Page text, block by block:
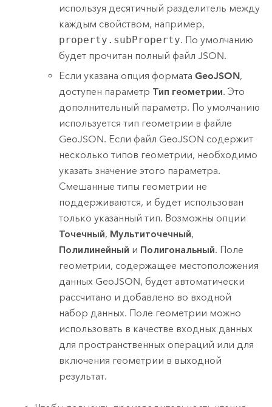
используя десятичный разделитель между
каждым свойством, например,
property.subProperty. По умолчанию
будет прочитан полный файл JSON.
Если указана опция форматаGeoJSON,
доступен параметр Тип геометрии. Это
дополнительный параметр. По умолчанию
используется тип геометрии в файле
GeoJSON. Если файл GeoJSON содержит
несколько типов геометрии, необходимо
указать значение этого параметра.
Смешанные типы геометрии не
поддерживаются, и будет использован
только указанный тип. Возможны опции
Точечный, Мультиточечный,
Полилинейный и Полигональный. Поле
геометрии, содержащее местоположения
данных GeoJSON, будет автоматически
рассчитано и добавлено во входной
набор данных. Поле геометрии можно
использовать в качестве входных данных
для пространственных операций или для
включения геометрии в выходной
результат.